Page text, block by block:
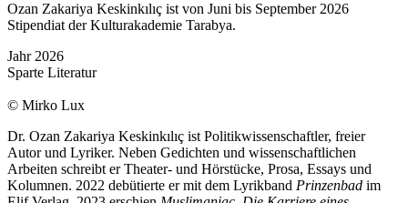
Ozan Zakariya Keskinkılıç ist von Juni bis September 2026
Stipendiat der Kulturakademie Tarabya.
Jahr 2026
Sparte Literatur
© Mirko Lux
Dr. Ozan Zakariya Keskinkılıç ist Politikwissenschaftler, freier
Autor und Lyriker. Neben Gedichten und wissenschaftlichen
Arbeiten schreibt er Theater- und Hörstücke, Prosa, Essays und
Kolumnen. 2022 debütierte er mit dem Lyrikband Prinzenbad im